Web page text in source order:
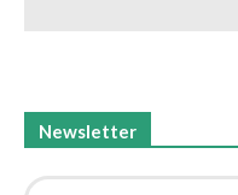
Newsletter